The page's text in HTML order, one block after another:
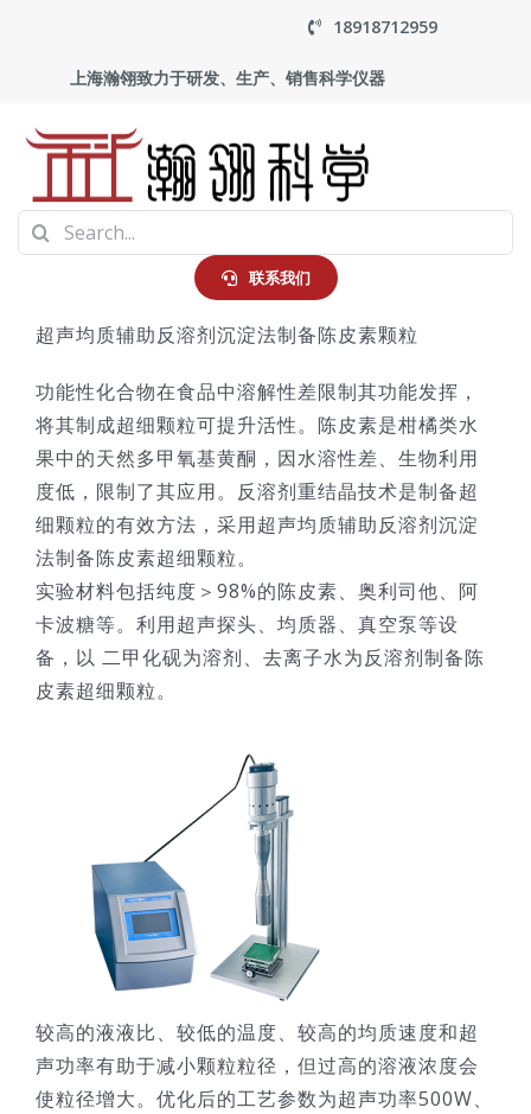
content
18918712959
上海瀚翎致力于研发、生产、销售科学仪器
首页
产品中心
应用
走进瀚翎
技术服务
公司新闻
Search
for:
联系我们
超声均质辅助反溶剂沉淀法制备陈皮素颗粒
功能性化合物在食品中溶解性差限制其功能发挥，
将其制成超细颗粒可提升活性。陈皮素是柑橘类水
果中的天然多甲氧基黄酮，因水溶性差、生物利用
度低，限制了其应用。反溶剂重结晶技术是制备超
细颗粒的有效方法，采用超声均质辅助反溶剂沉淀
法制备陈皮素超细颗粒。
实验材料包括纯度＞98%的陈皮素、奥利司他、阿
卡波糖等。利用超声探头、均质器、真空泵等设
备，以 二甲化砚为溶剂、去离子水为反溶剂制备陈
皮素超细颗粒。
较高的液液比、较低的温度、较高的均质速度和超
声功率有助于减小颗粒粒径，但过高的溶液浓度会
使粒径增大。优化后的工艺参数为超声功率500W、